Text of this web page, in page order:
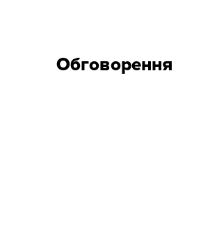
Обговорення